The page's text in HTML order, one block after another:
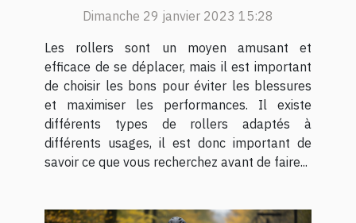
Dimanche 29 janvier 2023 15:28
Les rollers sont un moyen amusant et
efficace de se déplacer, mais il est important
de choisir les bons pour éviter les blessures
et maximiser les performances. Il existe
différents types de rollers adaptés à
différents usages, il est donc important de
savoir ce que vous recherchez avant de faire...